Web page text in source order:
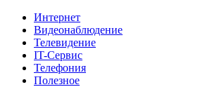
Интернет
Видеонаблюдение
Телевидение
IT-Сервис
Телефония
Полезное